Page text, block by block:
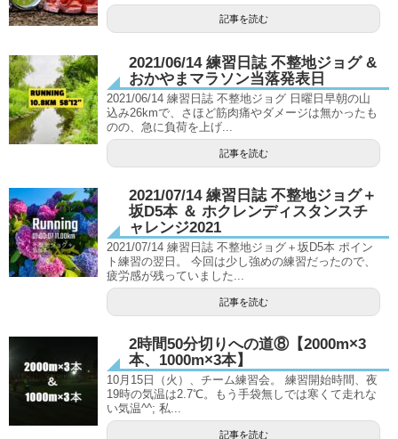
記事を読む
2021/06/14 練習日誌 不整地ジョグ &
おかやまマラソン当落発表日
2021/06/14 練習日誌 不整地ジョグ 日曜日早朝の山
込み26kmで、さほど筋肉痛やダメージは無かったも
のの、急に負荷を上げ...
記事を読む
2021/07/14 練習日誌 不整地ジョグ＋
坂D5本 ＆ ホクレンディスタンスチ
ャレンジ2021
2021/07/14 練習日誌 不整地ジョグ＋坂D5本 ポイン
ト練習の翌日。 今回は少し強めの練習だったので、
疲労感が残っていました...
記事を読む
2時間50分切りへの道⑧【2000m×3
本、1000m×3本】
10月15日（火）、チーム練習会。 練習開始時間、夜
19時の気温は2.7℃。もう手袋無しでは寒くて走れな
い気温^^; 私...
記事を読む